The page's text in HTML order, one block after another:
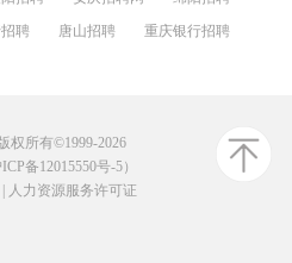
聘 唐山招聘
重庆银行招聘
权所有©1999-2026
备12015550号-5）
人力资源服务许可证